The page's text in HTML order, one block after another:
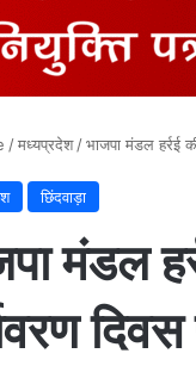
/मध्यप्रदेश /भाजपा मंडल हर्रई
छिंदवाड़ा
मंडल